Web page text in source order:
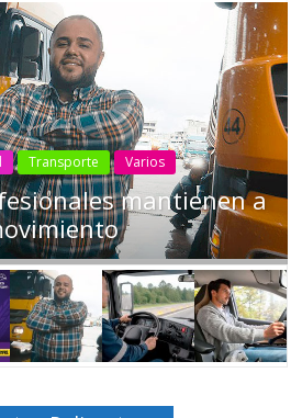
Transporte Varios
mantienen a